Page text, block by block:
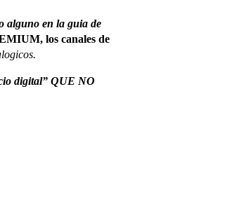
alguno en la guia de
los canales de
digital” QUE NO